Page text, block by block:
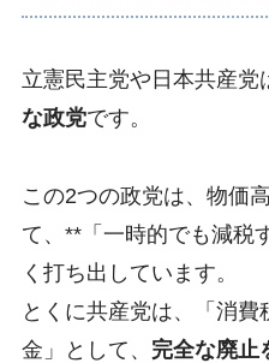
立憲民主党や日本共産党
な政党です。
この2つの政党は、物価
て、**「一時的でも減税
く打ち出しています。
とくに共産党は、「消
金」として、 完全な廃止